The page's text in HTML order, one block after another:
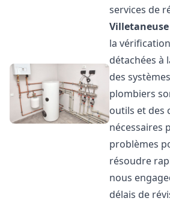
services de
Villetaneuse
la
détachées à
des
plombiers
outils et des
nécessaires
problèmes
résoudre
nous
délais de